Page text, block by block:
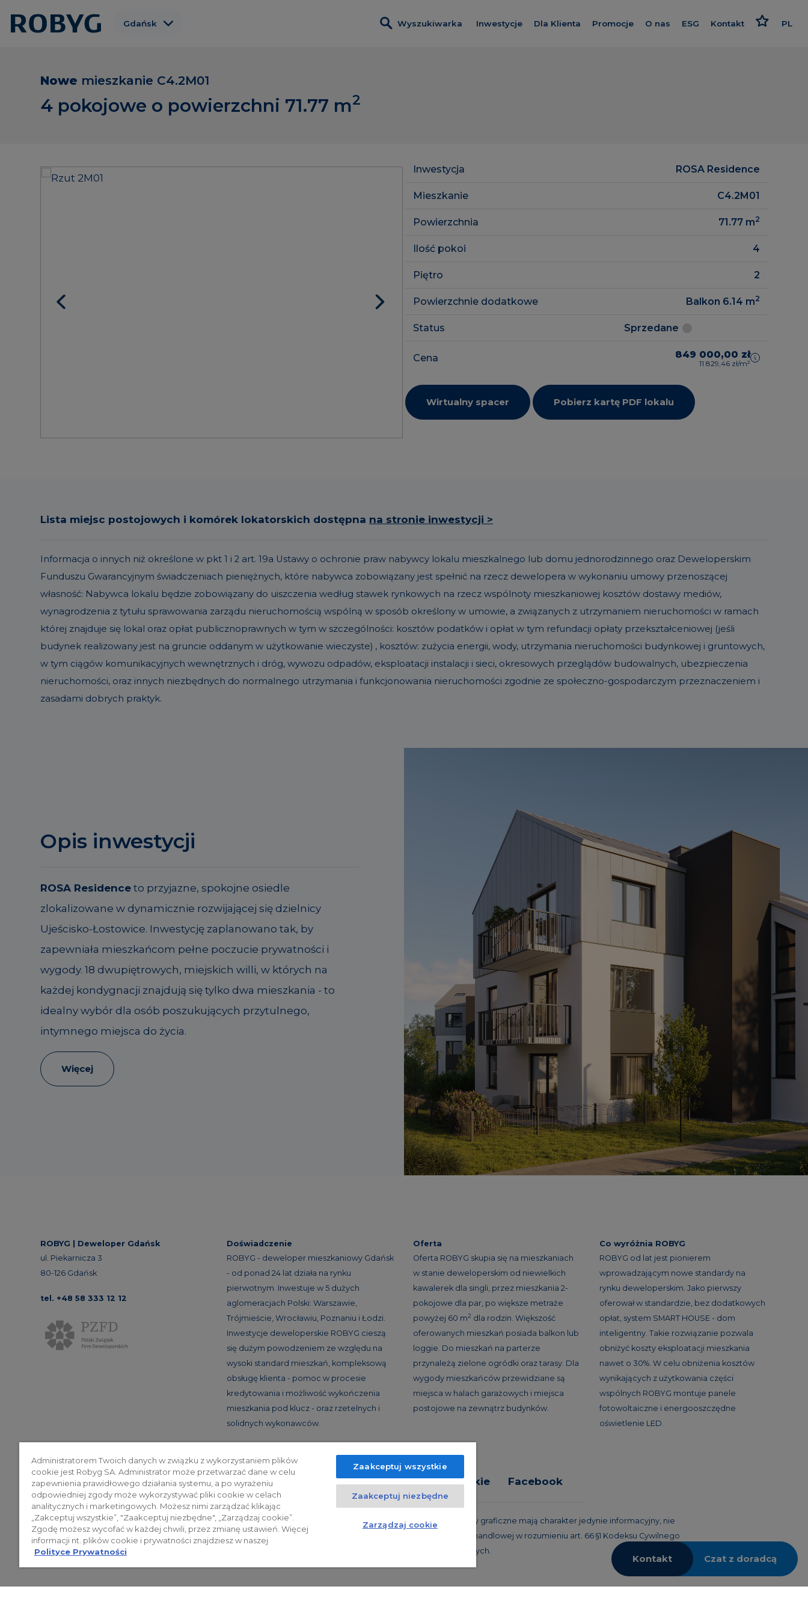
Gdańsk
Wrocław
Wyszukiwarka Inwestycje
Inwestycje zrealizowane
Dla Klienta Promocje O nas
Spółki Grupy
ESG Kontakt PL
Nowe mieszkanie C4.2M01
4 pokojowe o powierzchni 71.77 m2
Inwestycja ROSA Residence
Mieszkanie C4.2M01
Powierzchnia 71.77 m2
Ilość pokoi 4
Piętro 2
Powierzchnie dodatkowe Balkon 6.14 m2
Status Sprzedane
Cena 849 000,00 zł
11 829,46 zł/m²
Wirtualny spacer Pobierz kartę PDF lokalu
Lista miejsc postojowych i komórek lokatorskich dostępna na stronie inwestycji >
Informacja o innych niż określone w pkt 1 i 2 art. 19a Ustawy o ochronie praw nabywcy lokalu mieszkalnego lub domu jednorodzinnego oraz Deweloperskim
Funduszu Gwarancyjnym świadczeniach pieniężnych, które nabywca zobowiązany jest spełnić na rzecz dewelopera w wykonaniu umowy przenoszącej
własność: Nabywca lokalu będzie zobowiązany do uiszczenia według stawek rynkowych na rzecz wspólnoty mieszkaniowej kosztów dostawy mediów,
wynagrodzenia z tytułu sprawowania zarządu nieruchomością wspólną w sposób określony w umowie, a związanych z utrzymaniem nieruchomości w ramach
której znajduje się lokal oraz opłat publicznoprawnych w tym w szczególności: kosztów podatków i opłat w tym refundacji opłaty przekształceniowej (jeśli
budynek realizowany jest na gruncie oddanym w użytkowanie wieczyste) , kosztów: zużycia energii, wody, utrzymania nieruchomości budynkowej i gruntowych,
w tym ciągów komunikacyjnych wewnętrznych i dróg, wywozu odpadów, eksploatacji instalacji i sieci, okresowych przeglądów budowalnych, ubezpieczenia
nieruchomości, oraz innych niezbędnych do normalnego utrzymania i funkcjonowania nieruchomości zgodnie ze społeczno-gospodarczym przeznaczeniem i
zasadami dobrych praktyk.
Opis inwestycji
ROSA Residence to przyjazne, spokojne osiedle
zlokalizowane w dynamicznie rozwijającej się dzielnicy
Ujeścisko-Łostowice. Inwestycję zaplanowano tak, by
zapewniała mieszkańcom pełne poczucie prywatności i
wygody. 18 dwupiętrowych, miejskich willi, w których na
każdej kondygnacji znajdują się tylko dwa mieszkania - to
idealny wybór dla osób poszukujących przytulnego,
intymnego miejsca do życia.
Więcej
ROBYG | Deweloper Gdańsk
ul. Piekarnicza 3
80-126 Gdańsk
tel. +48 58 333 12 12
Doświadczenie
ROBYG - deweloper mieszkaniowy Gdańsk
- od ponad 24 lat działa na rynku
pierwotnym. Inwestuje w 5 dużych
aglomeracjach Polski: Warszawie,
Trójmieście, Wrocławiu, Poznaniu i Łodzi.
Inwestycje deweloperskie ROBYG cieszą
się dużym powodzeniem ze względu na
wysoki standard mieszkań, kompleksową
obsługę klienta - pomoc w procesie
kredytowania i możliwość wykończenia
mieszkania pod klucz - oraz rzetelnych i
solidnych wykonawców.
Oferta
Oferta ROBYG skupia się na mieszkaniach
w stanie deweloperskim od niewielkich
kawalerek dla singli, przez mieszkania 2-
pokojowe dla par, po większe metraże
powyżej 60 m2 dla rodzin. Większość
oferowanych mieszkań posiada balkon lub
loggie. Do mieszkań na parterze
przynależą zielone ogródki oraz tarasy. Dla
wygody mieszkańców przewidziane są
miejsca w halach garażowych i miejsca
postojowe na zewnątrz budynków.
Co wyróżnia ROBYG
ROBYG od lat jest pionierem
wprowadzającym nowe standardy na
rynku deweloperskim. Jako pierwszy
oferował w standardzie, bez dodatkowych
opłat, system SMART HOUSE - dom
inteligentny. Takie rozwiązanie pozwala
obniżyć koszty eksploatacji mieszkania
nawet o 30%. W celu obniżenia kosztów
wynikających z użytkowania części
wspólnych ROBYG montuje panele
fotowoltaiczne i energooszczędne
oświetlenie LED.
Polityka prywatności Relacje inwestorskie Facebook
© 2026 ROBYG. Wszystkie prawa zastrzeżone. Powyższa oferta i przedstawione materiały graficzne mają charakter jedynie informacyjny, nie
mogą być traktowane jako ostateczne projekty realizacyjne, nie stanowią również oferty handlowej w rozumieniu art. 66 §1 Kodeksu Cywilnego
oraz innych właściwych przepisów prawnych.
Kontakt Czat z doradcą
Administratorem Twoich danych w związku z wykorzystaniem plików
cookie jest Robyg SA. Administrator może przetwarzać dane w celu
zapewnienia prawidłowego działania systemu, a po wyrażeniu
odpowiedniej zgody może wykorzystywać pliki cookie w celach
analitycznych i marketingowych. Możesz nimi zarządzać klikając
„Zakceptuj wszystkie”, "Zaakceptuj niezbędne", „Zarządzaj cookie”.
Zgodę możesz wycofać w każdej chwili, przez zmianę ustawień. Więcej
informacji nt. plików cookie i prywatności znajdziesz w naszej
Polityce Prywatności
Zaakceptuj wszystkie
Zaakceptuj niezbędne
Zarządzaj cookie